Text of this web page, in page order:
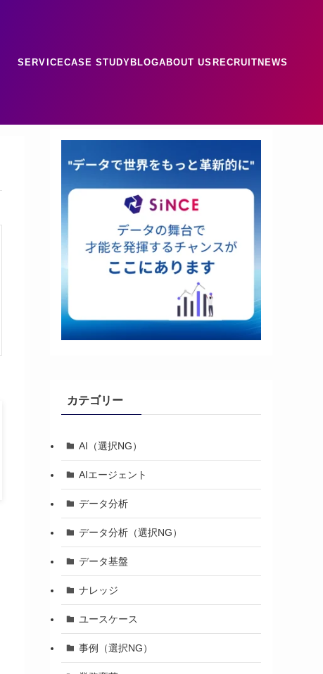
SERVICECASE STUDY BLOGABOUT US RECRUIT NEWS
カテゴリー
AI（選択NG）
AIエージェント
データ分析
データ分析（選択NG）
データ基盤
ナレッジ
ユースケース
事例（選択NG）